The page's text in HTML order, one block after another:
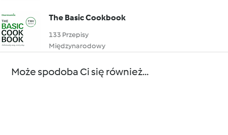
The Basic Cookbook
133 Przepisy
Międzynarodowy
Może spodoba Ci się również...